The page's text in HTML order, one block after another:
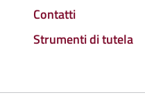
Contatti
Strumenti di tutela